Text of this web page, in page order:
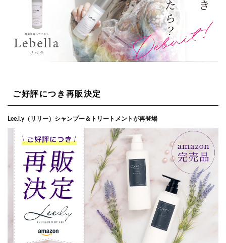
ご好評につき再販決定
Lee.l.y（リリー）シャンプー＆トリートメントが再登場